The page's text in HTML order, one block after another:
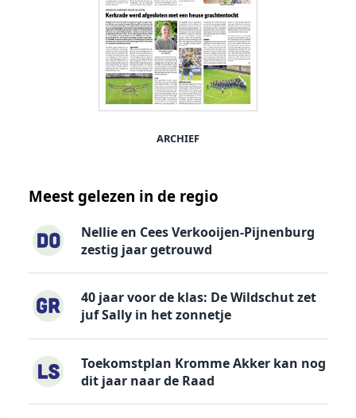
ARCHIEF
Meest gelezen in de regio
Nellie en Cees Verkooijen-Pijnenburg
zestig jaar getrouwd
40 jaar voor de klas: De Wildschut zet
juf Sally in het zonnetje
Toekomstplan Kromme Akker kan nog
dit jaar naar de Raad